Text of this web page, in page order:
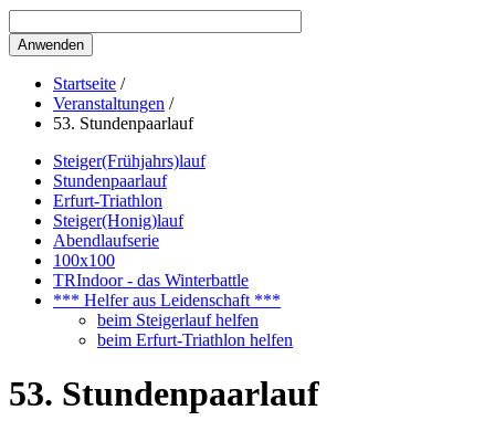
Startseite /
Veranstaltungen /
53. Stundenpaarlauf
Steiger(Frühjahrs)lauf
Stundenpaarlauf
Erfurt-Triathlon
Steiger(Honig)lauf
Abendlaufserie
100x100
TRIndoor - das Winterbattle
*** Helfer aus Leidenschaft ***
beim Steigerlauf helfen
beim Erfurt-Triathlon helfen
53. Stundenpaarlauf